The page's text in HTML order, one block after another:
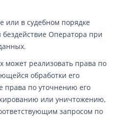
или в судебном порядке
Оператора при
может реализовать права по
обработки его
права по уточнению его
или уничтожению,
запросом по